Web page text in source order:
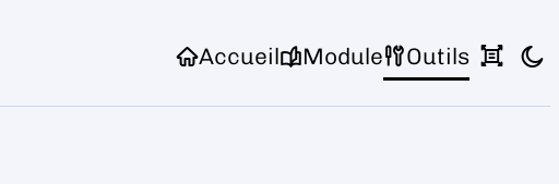
Accueil Module Outils